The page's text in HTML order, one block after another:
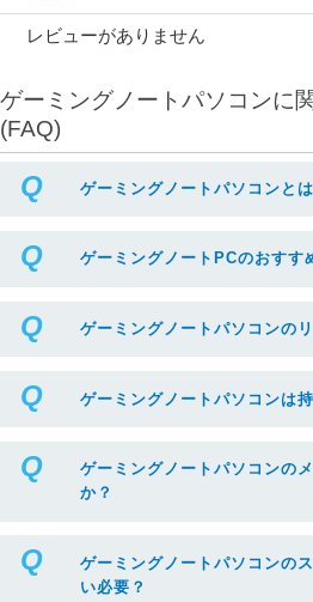
レビューがありません
ゲーミングノートパソコンに
(FAQ)
ゲーミングノートパソコンとは
ゲーミングノートPCのおすす
ゲーミングノートパソコンの
ゲーミングノートパソコンは
ゲーミングノートパソコンの
か？
ゲーミングノートパソコンの
い必要？